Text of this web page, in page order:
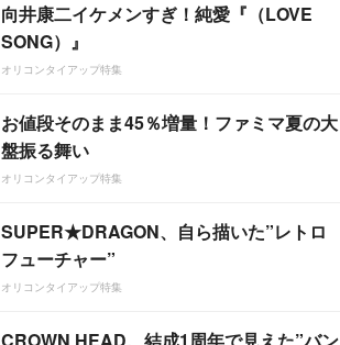
向井康二イケメンすぎ！純愛『（LOVE
SONG）』
オリコンタイアップ特集
お値段そのまま45％増量！ファミマ夏の大
盤振る舞い
オリコンタイアップ特集
SUPER★DRAGON、自ら描いた”レトロ
フューチャー”
オリコンタイアップ特集